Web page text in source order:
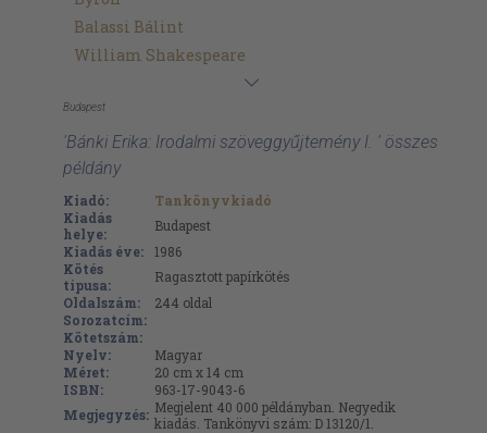
Balassi Bálint
William Shakespeare
Budapest
'Bánki Erika: Irodalmi szöveggyűjtemény I. ' összes
példány
Kiadó:
Tankönyvkiadó
Kiadás
helye:
Budapest
Kiadás éve:
1986
Kötés
típusa:
Ragasztott papírkötés
Oldalszám:
244 oldal
Sorozatcím:
Kötetszám:
Nyelv:
Magyar
Méret:
20 cm x 14 cm
ISBN:
963-17-9043-6
Megjegyzés: Megjelent 40 000 példányban. Negyedik
kiadás. Tankönyvi szám: D 13120/1.